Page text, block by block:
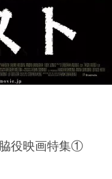
役映画特集①